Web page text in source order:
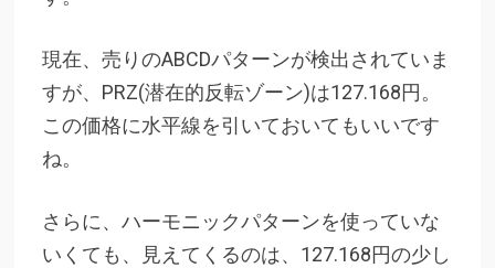
現在、売りのABCDパターンが検出されていま
すが、PRZ(潜在的反転ゾーン)は127.168円。
この価格に水平線を引いておいてもいいです
ね。
さらに、ハーモニックパターンを使っていな
いくても、見えてくるのは、127.168円の少し